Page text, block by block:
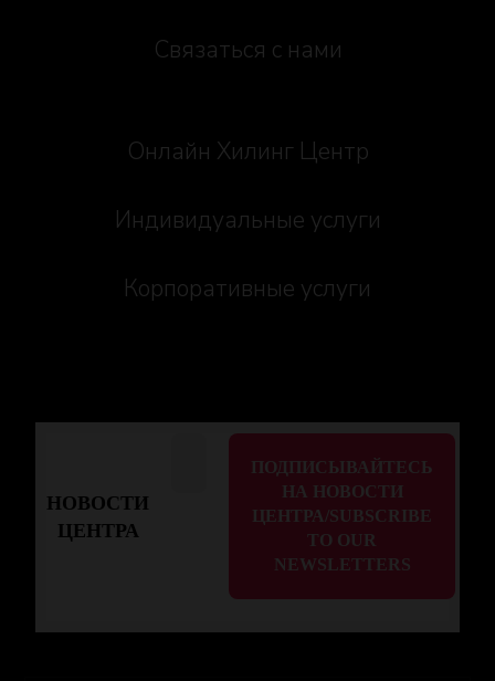
Связаться с нами
Онлайн Хилинг Центр
Индивидуальные услуги
Корпоративные услуги
НОВОСТИ
ЦЕНТРА